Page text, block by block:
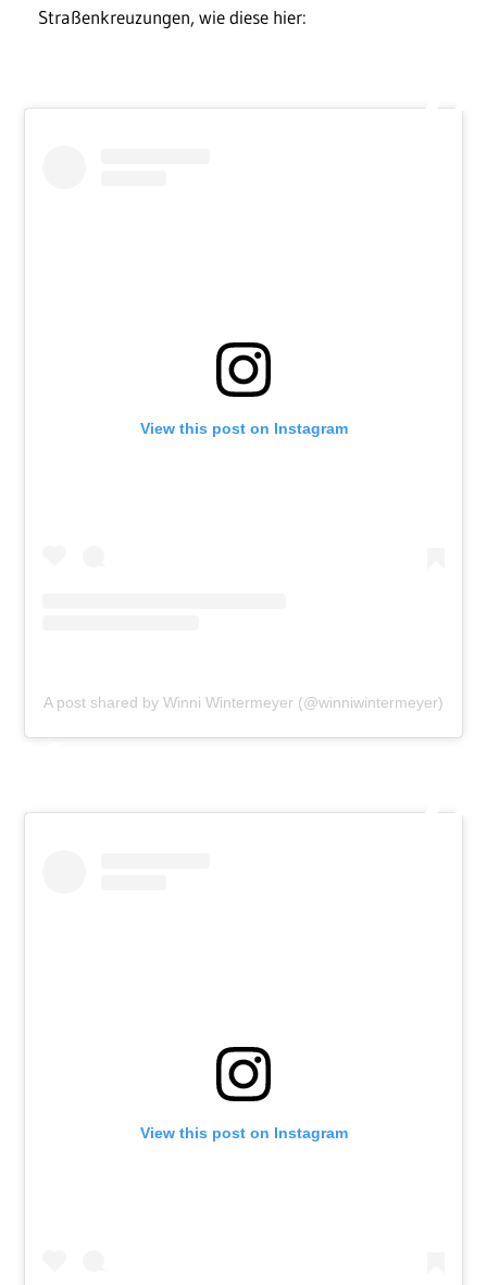
Straßenkreuzungen, wie diese hier:
View this post on Instagram
A post shared by Winni Wintermeyer (@winniwintermeyer)
View this post on Instagram